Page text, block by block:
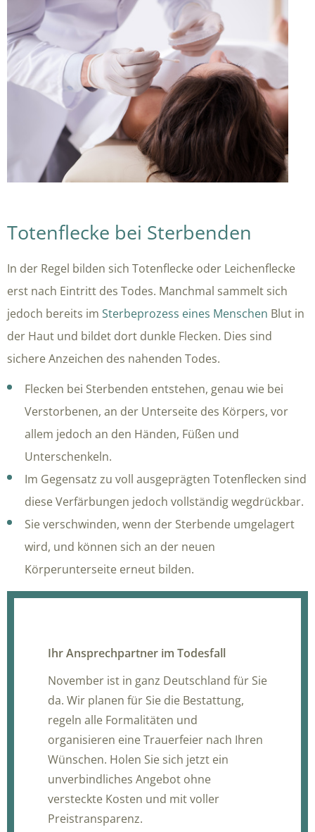
Totenflecke bei Sterbenden
In der Regel bilden sich Totenflecke oder Leichenflecke
erst nach Eintritt des Todes. Manchmal sammelt sich
jedoch bereits im Sterbeprozess eines Menschen Blut in
der Haut und bildet dort dunkle Flecken. Dies sind
sichere Anzeichen des nahenden Todes.
Flecken bei Sterbenden entstehen, genau wie bei
Verstorbenen, an der Unterseite des Körpers, vor
allem jedoch an den Händen, Füßen und
Unterschenkeln.
Im Gegensatz zu voll ausgeprägten Totenflecken sind
diese Verfärbungen jedoch vollständig wegdrückbar.
Sie verschwinden, wenn der Sterbende umgelagert
wird, und können sich an der neuen
Körperunterseite erneut bilden.
Ihr Ansprechpartner im Todesfall
November ist in ganz Deutschland für Sie
da. Wir planen für Sie die Bestattung,
regeln alle Formalitäten und
organisieren eine Trauerfeier nach Ihren
Wünschen. Holen Sie sich jetzt ein
unverbindliches Angebot ohne
versteckte Kosten und mit voller
Preistransparenz.